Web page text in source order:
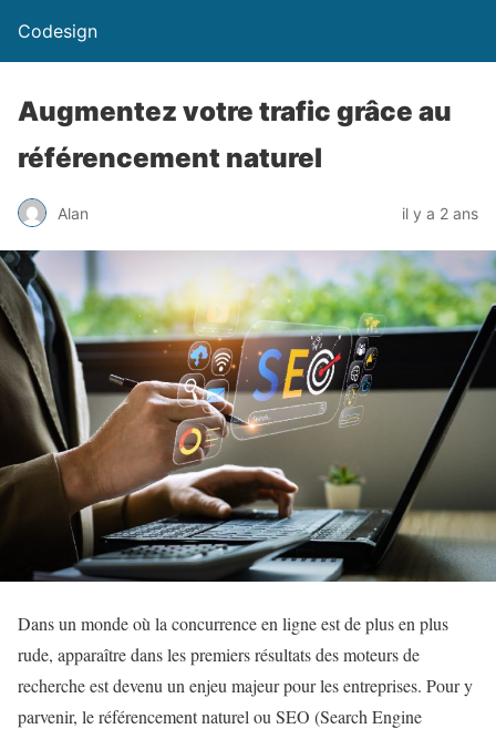
Codesign
Augmentez votre trafic grâce au
référencement naturel
Alan il y a 2 ans
Dans un monde où la concurrence en ligne est de plus en plus
rude, apparaître dans les premiers résultats des moteurs de
recherche est devenu un enjeu majeur pour les entreprises. Pour y
parvenir, le référencement naturel ou SEO (Search Engine